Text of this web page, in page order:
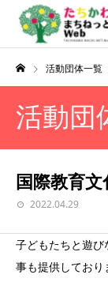
活動団体一覧
活動団
国際教育
2022.04.29
子どもたちと遊
事も提供しており